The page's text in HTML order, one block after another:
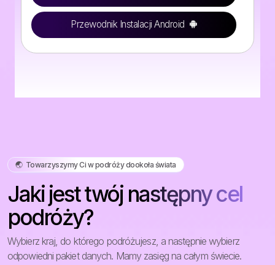
Przewodnik Instalacji Android
🌏️ Towarzyszymy Ci w podróży dookoła świata
Jaki jest twój następny cel
podróży?
Wybierz kraj, do którego podróżujesz, a następnie wybierz
odpowiedni pakiet danych. Mamy zasięg na całym świecie.